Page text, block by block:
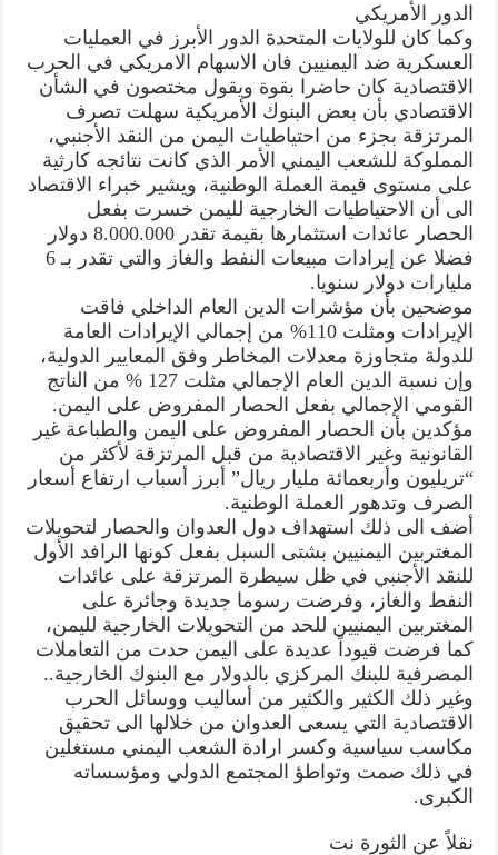
الدور الأمريكي
وكما كان للولايات المتحدة الدور الأبرز في العمليات
العسكرية ضد اليمنيين فان الاسهام الامريكي في الحرب
الاقتصادية كان حاضرا بقوة ويقول مختصون في الشأن
الاقتصادي بأن بعض البنوك الأمريكية سهلت تصرف
المرتزقة بجزء من احتياطيات اليمن من النقد الأجنبي،
المملوكة للشعب اليمني الأمر الذي كانت نتائجه كارثية
على مستوى قيمة العملة الوطنية، ويشير خبراء الاقتصاد
الى أن الاحتياطيات الخارجية لليمن خسرت بفعل
الحصار عائدات استثمارها بقيمة تقدر 8.000.000 دولار
فضلا عن إيرادات مبيعات النفط والغاز والتي تقدر بـ 6
مليارات دولار سنويا.
موضحين بأن مؤشرات الدين العام الداخلي فاقت
الإيرادات ومثلت 110% من إجمالي الإيرادات العامة
للدولة متجاوزة معدلات المخاطر وفق المعايير الدولية،
وإن نسبة الدين العام الإجمالي مثلت 127 % من الناتج
القومي الإجمالي بفعل الحصار المفروض على اليمن.
مؤكدين بأن الحصار المفروض على اليمن والطباعة غير
القانونية وغير الاقتصادية من قبل المرتزقة لأكثر من
“تريليون وأربعمائة مليار ريال” أبرز أسباب ارتفاع أسعار
الصرف وتدهور العملة الوطنية.
أضف الى ذلك استهداف دول العدوان والحصار لتحويلات
المغتربين اليمنيين بشتى السبل بفعل كونها الرافد الأول
للنقد الأجنبي في ظل سيطرة المرتزقة على عائدات
النفط والغاز، وفرضت رسوما جديدة وجائرة على
المغتربين اليمنيين للحد من التحويلات الخارجية لليمن،
كما فرضت قيوداً عديدة على اليمن حدت من التعاملات
المصرفية للبنك المركزي بالدولار مع البنوك الخارجية..
وغير ذلك الكثير والكثير من أساليب ووسائل الحرب
الاقتصادية التي يسعى العدوان من خلالها الى تحقيق
مكاسب سياسية وكسر ارادة الشعب اليمني مستغلين
في ذلك صمت وتواطؤ المجتمع الدولي ومؤسساته
الكبرى.
نقلاً عن الثورة نت